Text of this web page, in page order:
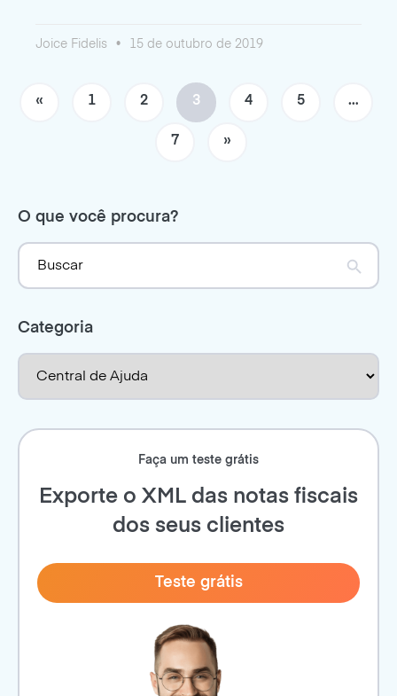
Joice Fidelis 15 de outubro de 2019
« 1 2 3 4 5 …
7 »
O que você procura?
Search
Search Button
Categoria
Faça um teste grátis
Exporte o XML das notas fiscais
dos seus clientes
Teste grátis